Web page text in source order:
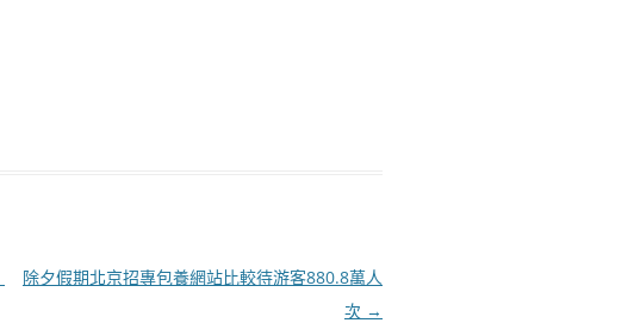
除夕假期北京招專包養網站比較待游客880.8萬人
次 →